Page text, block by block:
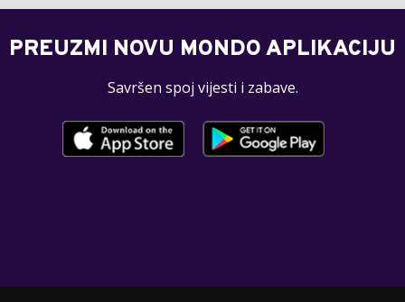
PREUZMI NOVU MONDO APLIKACIJU
Savršen spoj vijesti i zabave.